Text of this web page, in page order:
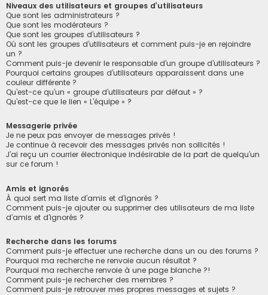
Niveaux des utilisateurs et groupes d’utilisateurs
Que sont les administrateurs ?
Que sont les modérateurs ?
Que sont les groupes d’utilisateurs ?
Où sont les groupes d’utilisateurs et comment puis-je en rejoindre
un ?
Comment puis-je devenir le responsable d’un groupe d’utilisateurs ?
Pourquoi certains groupes d’utilisateurs apparaissent dans une
couleur différente ?
Qu’est-ce qu’un « groupe d’utilisateurs par défaut » ?
Qu’est-ce que le lien « L’équipe » ?
Messagerie privée
Je ne peux pas envoyer de messages privés !
Je continue à recevoir des messages privés non sollicités !
J’ai reçu un courrier électronique indésirable de la part de quelqu’un
sur ce forum !
Amis et ignorés
À quoi sert ma liste d’amis et d’ignorés ?
Comment puis-je ajouter ou supprimer des utilisateurs de ma liste
d’amis et d’ignorés ?
Recherche dans les forums
Comment puis-je effectuer une recherche dans un ou des forums ?
Pourquoi ma recherche ne renvoie aucun résultat ?
Pourquoi ma recherche renvoie à une page blanche ?!
Comment puis-je rechercher des membres ?
Comment puis-je retrouver mes propres messages et sujets ?